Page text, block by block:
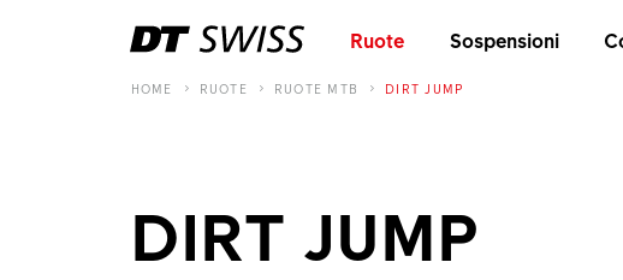
Ruote Sospensioni
HOME RUOTE RUOTE MTB DIRT JUMP
DIRT JUMP